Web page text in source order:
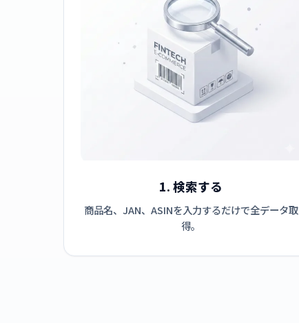
1. 検索する
商品名、JAN、ASINを入力するだけで全データ取
得。